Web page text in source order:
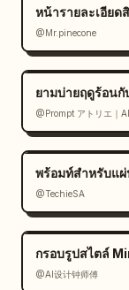
หน้ารายละเอียด
@Mr.pinecone
ยามบ่ายฤดูร้อนกั
@Prompt アトリエ｜
@TechieSA
กรอบรูปสไตล์
@AI设计钟师傅